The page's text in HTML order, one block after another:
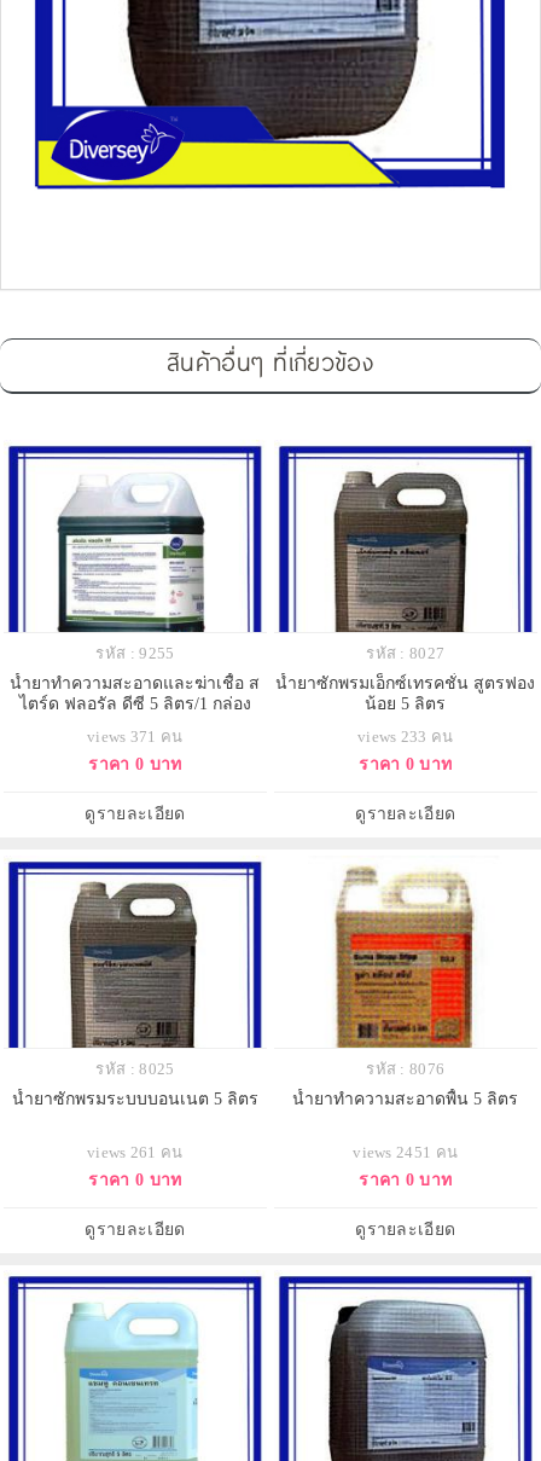
สินค้าอื่นๆ ที่เกี่ยวข้อง
รหัส : 9255
น้ำยาทำความสะอาดและฆ่าเชื้อ ส
ไตร์ด ฟลอรัล ดีซี 5 ลิตร/1 กล่อง
views 371 คน
ราคา 0 บาท
ดูรายละเอียด
รหัส : 8027
น้ำยาซักพรมเอ็กซ์เทรคชั่น สูตรฟอง
น้อย 5 ลิตร
views 233 คน
ราคา 0 บาท
ดูรายละเอียด
รหัส : 8025
น้ำยาซักพรมระบบบอนเนต 5 ลิตร
views 261 คน
ราคา 0 บาท
ดูรายละเอียด
รหัส : 8076
น้ำยาทำความสะอาดพื้น 5 ลิตร
views 2451 คน
ราคา 0 บาท
ดูรายละเอียด